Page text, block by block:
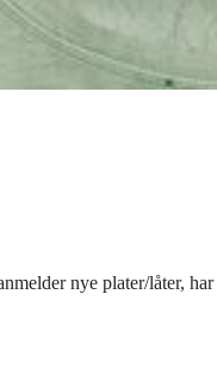
nye plater/låter,